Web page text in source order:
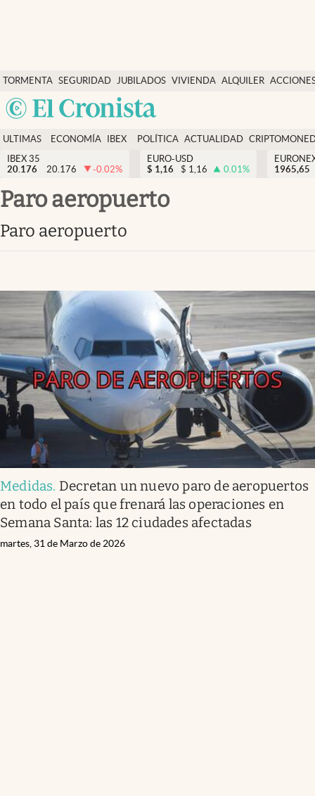
TORMENTA SEGURIDAD
SOCIAL
JUBILADOS VIVIENDA ALQUILER
USA
Economía y finanzas
Política
Actualidad
Criptomonedas
España
ULTIMAS
NOTICIAS
ECONOMÍA
FINANZAS
IBEX
EURO
POLÍTICA ACTUALIDAD
IBEX 35
20.176
20.176 -0.02%
EURO-USD
$ 1,16 $ 1,16 0.01%
1965,65
paro aeropuerto
paro aeropuerto
Medidas. Decretan un nuevo paro de aeropuertos
en todo el país que frenará las operaciones en
Semana Santa: las 12 ciudades afectadas
martes, 31 de Marzo de 2026